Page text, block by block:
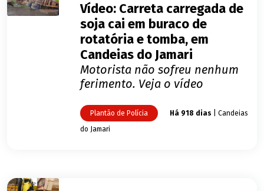
Vídeo: Carreta carregada de
soja cai em buraco de
rotatória e tomba, em
Candeias do Jamari
Motorista não sofreu nenhum
ferimento. Veja o vídeo
Plantão de Polícia Há 918 dias | Candeias
do Jamari